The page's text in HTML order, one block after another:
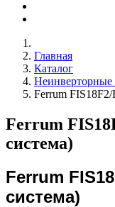
Главная
Каталог
Ferrum
Ferrum
система)
Ferrum
система)